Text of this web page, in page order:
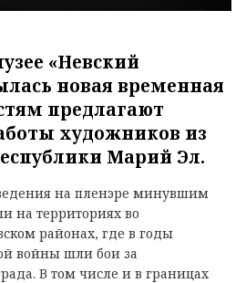
«Невский
новая временная
предлагают
художников из
Марий Эл.
на пленэре минувшим
на территориях во
районах, где в годы
войны шли бои за
В том числе и в границах